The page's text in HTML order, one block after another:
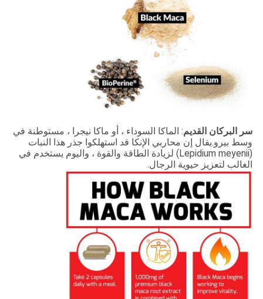
البركان القديم: الماكا السوداء ، أو ماكا نيجرا ، مستوطنة في
بيرو.يقال إن محاربي الإنكا قد استهلكوا جذر هذا النبات
(Lepidium meyenii) لزيادة الطاقة والقوة ، واليوم يستخدم في
لتعزيز حيوية الرجال.